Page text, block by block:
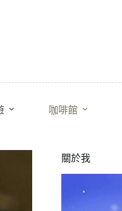
咖啡館
關於我